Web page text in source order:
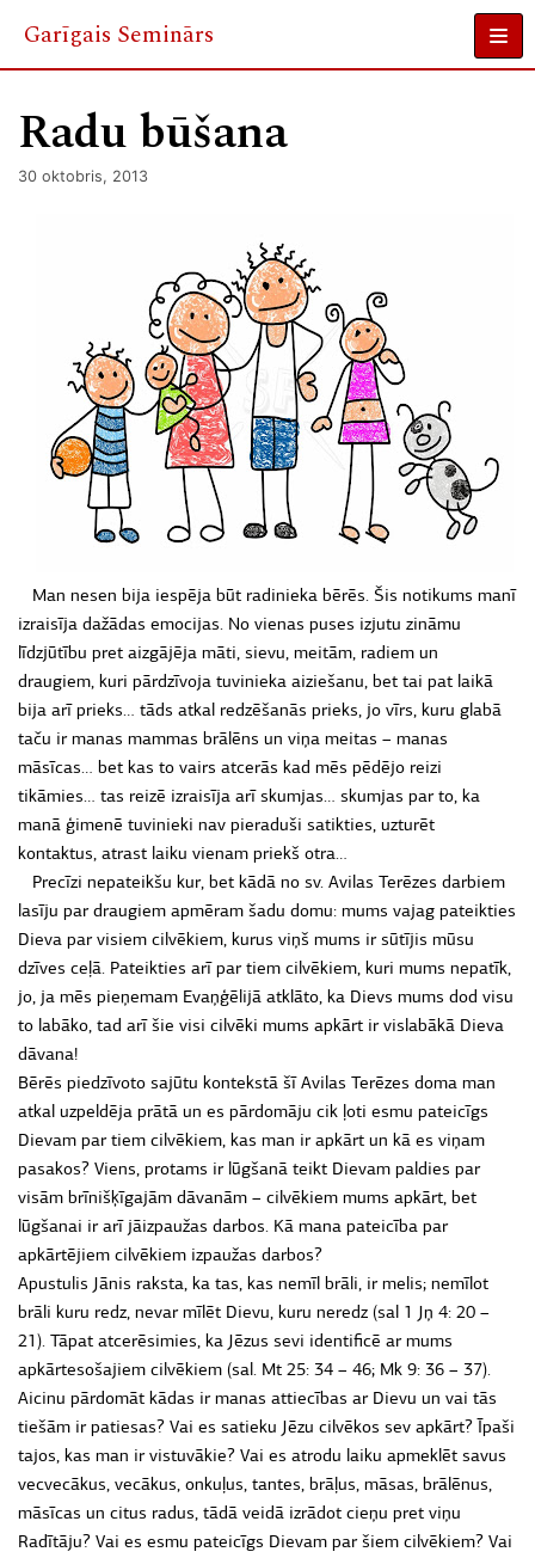
Skip
content
Garīgais Seminārs
Radu būšana
30 oktobris, 2013
Man nesen bija iespēja būt radinieka bērēs. Šis notikums manī
izraisīja dažādas emocijas. No vienas puses izjutu zināmu
līdzjūtību pret aizgājēja māti, sievu, meitām, radiem un
draugiem, kuri pārdzīvoja tuvinieka aiziešanu, bet tai pat laikā
bija arī prieks… tāds atkal redzēšanās prieks, jo vīrs, kuru glabā
taču ir manas mammas brālēns un viņa meitas – manas
māsīcas… bet kas to vairs atcerās kad mēs pēdējo reizi
tikāmies… tas reizē izraisīja arī skumjas… skumjas par to, ka
manā ģimenē tuvinieki nav pieraduši satikties, uzturēt
kontaktus, atrast laiku vienam priekš otra…
Precīzi nepateikšu kur, bet kādā no sv. Avilas Terēzes darbiem
lasīju par draugiem apmēram šadu domu: mums vajag pateikties
Dieva par visiem cilvēkiem, kurus viņš mums ir sūtījis mūsu
dzīves ceļā. Pateikties arī par tiem cilvēkiem, kuri mums nepatīk,
jo, ja mēs pieņemam Evaņģēlijā atklāto, ka Dievs mums dod visu
to labāko, tad arī šie visi cilvēki mums apkārt ir vislabākā Dieva
dāvana!
Bērēs piedzīvoto sajūtu kontekstā šī Avilas Terēzes doma man
atkal uzpeldēja prātā un es pārdomāju cik ļoti esmu pateicīgs
Dievam par tiem cilvēkiem, kas man ir apkārt un kā es viņam
pasakos? Viens, protams ir lūgšanā teikt Dievam paldies par
visām brīnišķīgajām dāvanām – cilvēkiem mums apkārt, bet
lūgšanai ir arī jāizpaužas darbos. Kā mana pateicība par
apkārtējiem cilvēkiem izpaužas darbos?
Apustulis Jānis raksta, ka tas, kas nemīl brāli, ir melis; nemīlot
brāli kuru redz, nevar mīlēt Dievu, kuru neredz (sal 1 Jņ 4: 20 –
21). Tāpat atcerēsimies, ka Jēzus sevi identificē ar mums
apkārtesošajiem cilvēkiem (sal. Mt 25: 34 – 46; Mk 9: 36 – 37).
Aicinu pārdomāt kādas ir manas attiecības ar Dievu un vai tās
tiešām ir patiesas? Vai es satieku Jēzu cilvēkos sev apkārt? Īpaši
tajos, kas man ir vistuvākie? Vai es atrodu laiku apmeklēt savus
vecvecākus, vecākus, onkuļus, tantes, brāļus, māsas, brālēnus,
māsīcas un citus radus, tādā veidā izrādot cieņu pret viņu
Radītāju? Vai es esmu pateicīgs Dievam par šiem cilvēkiem? Vai